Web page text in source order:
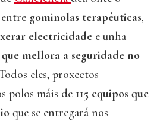
entre gominolas terapéuticas,
electricidade e unha
mellora a seguridade no
eles, proxectos
polos máis de 115 equipos que
que se entregará nos